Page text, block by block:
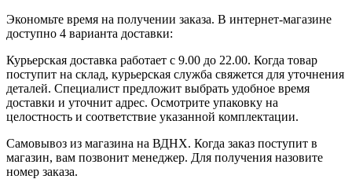
Экономьте время на получении заказа. В интернет-магазине
доступно 4 варианта доставки:
Курьерская доставка работает с 9.00 до 22.00. Когда товар
поступит на склад, курьерская служба свяжется для уточнения
деталей. Специалист предложит выбрать удобное время
доставки и уточнит адрес. Осмотрите упаковку на
целостность и соответствие указанной комплектации.
Самовывоз из магазина на ВДНХ. Когда заказ поступит в
магазин, вам позвонит менеджер. Для получения назовите
номер заказа.